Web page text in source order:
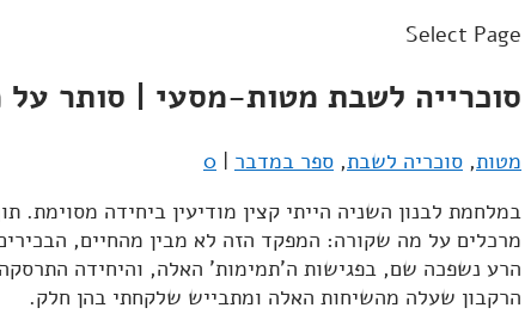
Select Page
סוכרייה לשבת מטות-מסעי | סותר על
מטות, סוכריה לשבת, ספר במדבר |
0
במלחמת לבנון השניה הייתי קצין מודיעין ביחידה
מרכלים על מה שקורה: המפקד הזה לא מבין מהחיים,
הרע נשפכה שם, בפגישות ה'תמימות' האלה, והיחידה
הרקבון שעלה מהשיחות האלה ומתבייש שלקחתי בהן חלק.